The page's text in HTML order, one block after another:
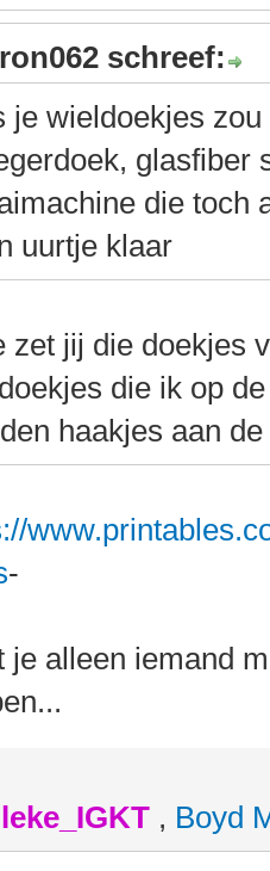
schreef:
je wieldoekjes
glasfiber
die toch
uurtje klaar
zet jij die doekjes
die ik op
haakjes aan
-
je alleen iemand
, Boyd